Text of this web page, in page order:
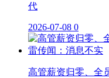
代
2026-07-08 0
高管薪资归零、全